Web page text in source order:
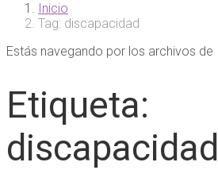
Inicio
Tag: discapacidad
Estás navegando por los archivos de
Etiqueta:
discapacidad